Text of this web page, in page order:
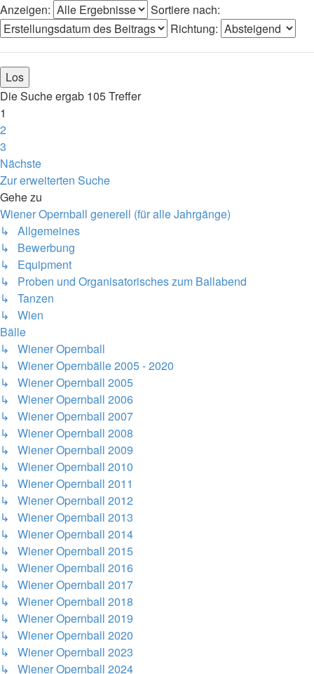
Anzeigen:
Sortiere nach:
Richtung:
Die Suche ergab 105 Treffer
1
2
3
Nächste
Zur erweiterten Suche
Gehe zu
Wiener Opernball generell (für alle Jahrgänge)
↳ Allgemeines
↳ Bewerbung
↳ Equipment
↳ Proben und Organisatorisches zum Ballabend
↳ Tanzen
↳ Wien
Bälle
↳ Wiener Opernball
↳ Wiener Opernbälle 2005 - 2020
↳ Wiener Opernball 2005
↳ Wiener Opernball 2006
↳ Wiener Opernball 2007
↳ Wiener Opernball 2008
↳ Wiener Opernball 2009
↳ Wiener Opernball 2010
↳ Wiener Opernball 2011
↳ Wiener Opernball 2012
↳ Wiener Opernball 2013
↳ Wiener Opernball 2014
↳ Wiener Opernball 2015
↳ Wiener Opernball 2016
↳ Wiener Opernball 2017
↳ Wiener Opernball 2018
↳ Wiener Opernball 2019
↳ Wiener Opernball 2020
↳ Wiener Opernball 2023
↳ Wiener Opernball 2024